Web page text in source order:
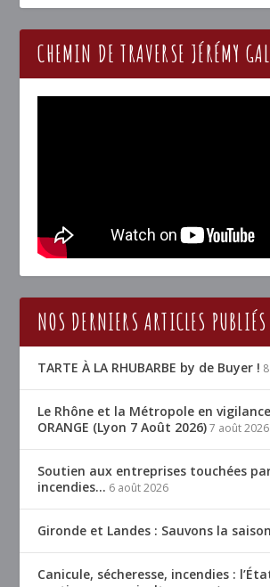
CHEMIN DE TRAVERSE JÉRÉMY
NOS DERNIERS ARTICLES PUBLIÉS
TARTE À LA RHUBARBE by de Buyer !
Le Rhône et la Métropole en
ORANGE (Lyon 7 Août 2026) 7 août 2026
Soutien aux entreprises touchées
incendies… 6 août 2026
Gironde et Landes : Sauvons la
Canicule, sécheresse, incendies :